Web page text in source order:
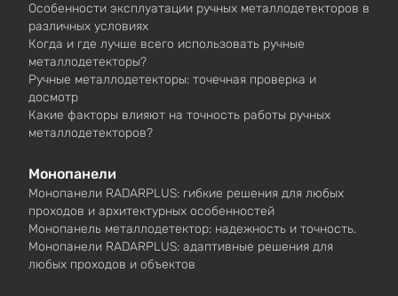
Особенности эксплуатации ручных металлодетекторов в
различных условиях
Когда и где лучше всего использовать ручные
металлодетекторы?
Ручные металлодетекторы: точечная проверка и
досмотр
Какие факторы влияют на точность работы ручных
металлодетекторов?
Монопанели
Монопанели RADARPLUS: гибкие решения для любых
проходов и архитектурных особенностей
Монопанель металлодетектор: надежность и точность.
Монопанели RADARPLUS: адаптивные решения для
любых проходов и объектов